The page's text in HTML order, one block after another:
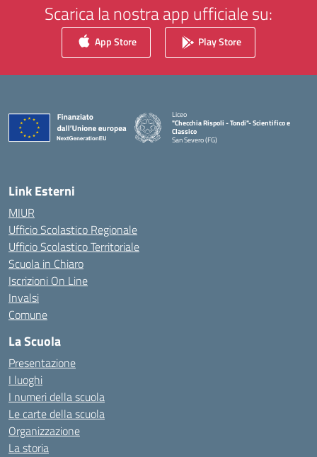
Scarica la nostra app ufficiale su:
App Store Play Store
Liceo
"Checchia Rispoli - Tondi"- Scientifico e
Classico
San Severo (FG)
Link Esterni
MIUR
Ufficio Scolastico Regionale
Ufficio Scolastico Territoriale
Scuola in Chiaro
Iscrizioni On Line
Invalsi
Comune
La Scuola
Presentazione
I luoghi
I numeri della scuola
Le carte della scuola
Organizzazione
La storia